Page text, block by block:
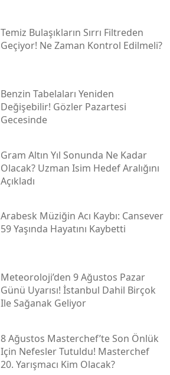
Temiz Bulaşıkların Sırrı Filtreden
Geçiyor! Ne Zaman Kontrol Edilmeli?
Benzin Tabelaları Yeniden
Değişebilir! Gözler Pazartesi
Gecesinde
Gram Altın Yıl Sonunda Ne Kadar
Olacak? Uzman Isim Hedef Aralığını
Açıkladı
Arabesk Müziğin Acı Kaybı: Cansever
59 Yaşında Hayatını Kaybetti
Meteoroloji’den 9 Ağustos Pazar
Günü Uyarısı! İstanbul Dahil Birçok
Ile Sağanak Geliyor
8 Ağustos Masterchef’te Son Önlük
Için Nefesler Tutuldu! Masterchef
20. Yarışmacı Kim Olacak?